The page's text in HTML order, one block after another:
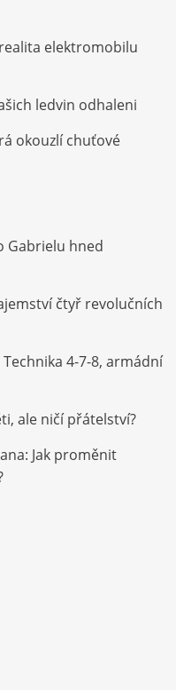
elektromobilu
ledvin odhaleni
okouzlí chuťové
Gabrielu hned
čtyř revolučních
4-7-8, armádní
ale ničí přátelství?
Jak proměnit